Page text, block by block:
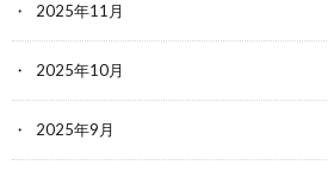
2025年11月
2025年10月
2025年9月